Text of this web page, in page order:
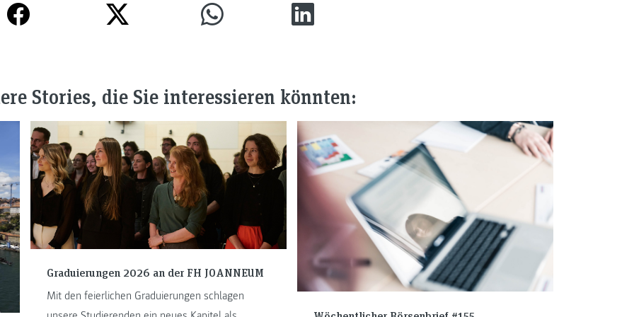
Stories, die Sie interessieren könnten:
Graduierungen 2026 an der FH JOANNEUM
Mit den feierlichen Graduierungen schlagen